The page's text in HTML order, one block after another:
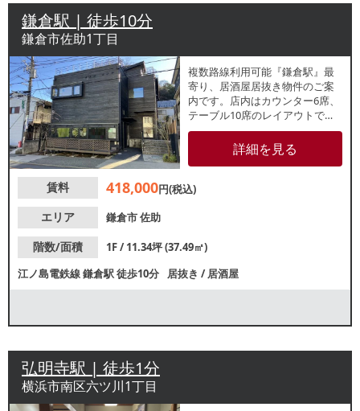
鎌倉駅 | 徒歩10分
鎌倉市佐助1丁目
複数路線利用可能『鎌倉駅』最
寄り、居酒屋居抜き物件のご案
内です。店内はカウンター6席、
テーブル10席のレイアウトでし
た。各種重飲食ご相談可能です
ので、お気軽にお問合せくださ
詳細を見る
賃料 418,000円(税込)
エリア
鎌倉市佐助
階数/面積
1F / 11.34坪 (37.49㎡)
江ノ島電鉄線鎌倉駅徒歩10分 居抜き /居酒屋
弘明寺駅 | 徒歩1分
横浜市南区六ツ川1丁目